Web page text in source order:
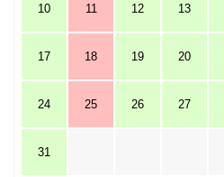
10 11 12 13
17 18 19 20
24 25 26 27
31